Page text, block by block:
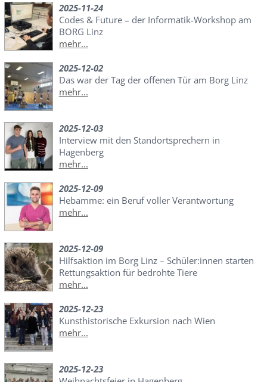
2025-11-24
Codes & Future – der Informatik-Workshop am
BORG Linz
mehr...
2025-12-02
Das war der Tag der offenen Tür am Borg Linz
mehr...
2025-12-03
Interview mit den Standortsprechern in
Hagenberg
mehr...
2025-12-09
Hebamme: ein Beruf voller Verantwortung
mehr...
2025-12-09
Hilfsaktion im Borg Linz – Schüler:innen starten
Rettungsaktion für bedrohte Tiere
mehr...
2025-12-23
Kunsthistorische Exkursion nach Wien
mehr...
2025-12-23